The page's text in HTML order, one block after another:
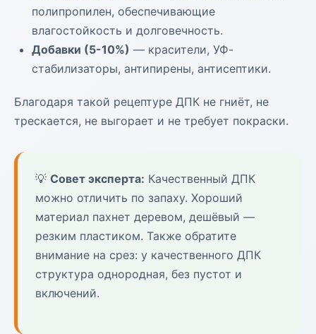
полипропилен, обеспечивающие
влагостойкость и долговечность.
Добавки (5-10%) — красители, УФ-
стабилизаторы, антипирены, антисептики.
Благодаря такой рецептуре ДПК не гниёт, не
трескается, не выгорает и не требует покраски.
💡 Совет эксперта: Качественный ДПК
можно отличить по запаху. Хороший
материал пахнет деревом, дешёвый —
резким пластиком. Также обратите
внимание на срез: у качественного ДПК
структура однородная, без пустот и
включений.